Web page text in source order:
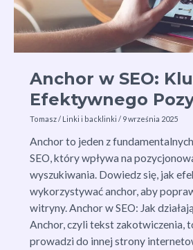
Anchor w SEO:
Efektywnego
Tomasz/ Linki i backlinki / 9 września 2025
Anchor to jeden z
SEO, który wpływa na
wyszukiwania. Dowiedz się, jak
wykorzystywać anchor, aby
witryny. Anchor w SEO: Jak
Anchor, czyli tekst zakotwiczenia,
prowadzi do innej strony